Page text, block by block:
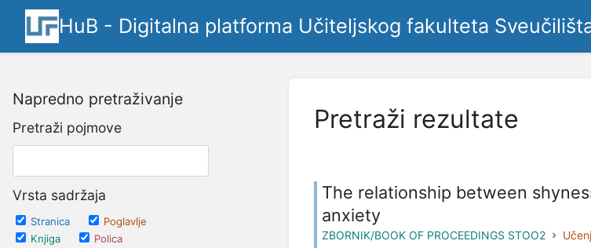
HuB - Digitalna platforma Učiteljskog fakulteta
Napredno pretraživanje
Pretraži pojmove
Vrsta sadržaja
Stranica
Poglavlje
Knjiga
Polica
Pretraži rezultate
The relationship between
anxiety
ZBORNIK/BOOK OF PROCEEDINGS STOO2